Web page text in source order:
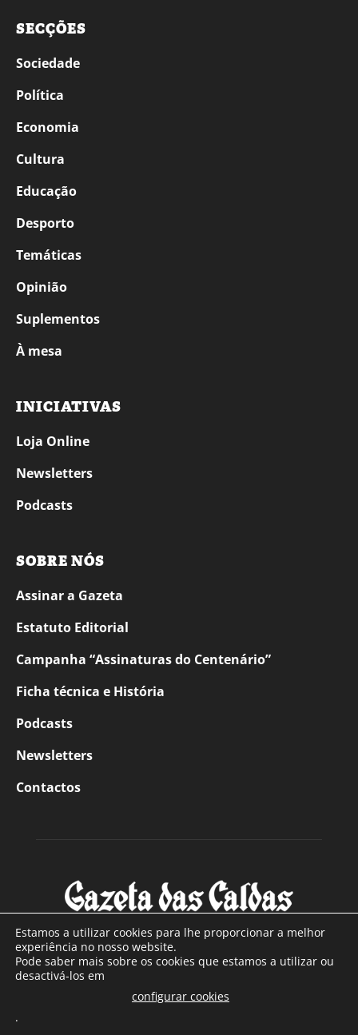
SECÇÕES
Sociedade
Política
Economia
Cultura
Educação
Desporto
Temáticas
Opinião
Suplementos
À mesa
INICIATIVAS
Loja Online
Newsletters
Podcasts
SOBRE NÓS
Assinar a Gazeta
Estatuto Editorial
Campanha “Assinaturas do Centenário”
Ficha técnica e História
Podcasts
Newsletters
Contactos
SOBRE NÓS
Com sede nas Caldas da Rainha e mais de 90 anos de
Estamos a utilizar cookies para lhe proporcionar a melhor
experiência no nosso website.
Pode saber mais sobre os cookies que estamos a utilizar ou
desactivá-los em
configurar cookies
.